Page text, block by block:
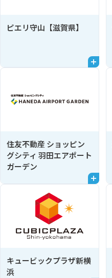
ピエリ守山【滋賀県】
住友不動産 ショッピン
グシティ 羽田エアポート
ガーデン
キュービックプラザ新横
浜